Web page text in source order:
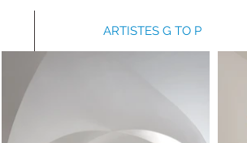
ARTISTES G TO P